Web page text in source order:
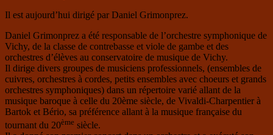
Il est aujourd’hui dirigé par Daniel Grimonprez.
Daniel Grimonprez a été responsable de l’orchestre symphonique de
Vichy, de la classe de contrebasse et viole de gambe et des
orchestres d’élèves au conservatoire de musique de Vichy.
Il dirige divers groupes de musiciens professionnels, (ensembles de
cuivres, orchestres à cordes, petits ensembles avec choeurs et grands
orchestres symphoniques) dans un répertoire varié allant de la
musique baroque à celle du 20ème siècle, de Vivaldi-Charpentier à
Bartok et Bério, sa préférence allant à la musique française du
tournant du 20ème siècle.